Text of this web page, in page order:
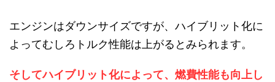
エンジンはダウンサイズですが、ハイブリット化に
よってむしろトルク性能は上がるとみられます。
そしてハイブリット化によって、燃費性能も向上し